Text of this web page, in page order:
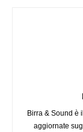
Birra & Sound è
aggiornate